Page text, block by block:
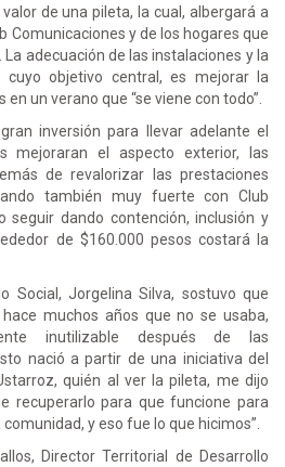
de una pileta, la cual, albergará a
Comunicaciones y de los hogares que
adecuación de las instalaciones y la
objetivo central, es mejorar la
un verano que “se viene con todo”.
inversión para llevar adelante el
mejoraran el aspecto exterior, las
de revalorizar las prestaciones
también muy fuerte con Club
seguir dando contención, inclusión y
de $160.000 pesos costará la
Social, Jorgelina Silva, sostuvo que
muchos años que no se usaba,
inutilizable después de las
nació a partir de una iniciativa del
quién al ver la pileta, me dijo
recuperarlo para que funcione para
y eso fue lo que hicimos”.
Director Territorial de Desarrollo